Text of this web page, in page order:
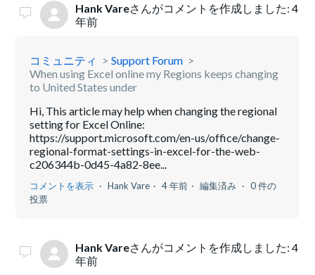
Hank Vareさんがコメントを作成しました:4
年前
コミュニティ
Support Forum
When using Excel online my Regions keeps changing
to United States under
Hi, This article may help when changing the regional
setting for Excel Online:
https://support.microsoft.com/en-us/office/change-
regional-format-settings-in-excel-for-the-web-
c206344b-0d45-4a82-8ee...
コメントを表示 Hank Vare 4 年前 編集済み
0 件の
投票
Hank Vareさんがコメントを作成しました:4
年前